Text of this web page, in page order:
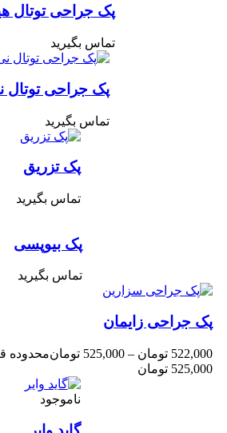
پک جراحی توتال هیپ
تماس بگیرید
پک جراحی توتال نی
تماس بگیرید
پک تزریق
تماس بگیرید
پک بیوپسی
تماس بگیرید
جراحی زایمان
تومان –
525,000 تومان
تومان
ناموجود